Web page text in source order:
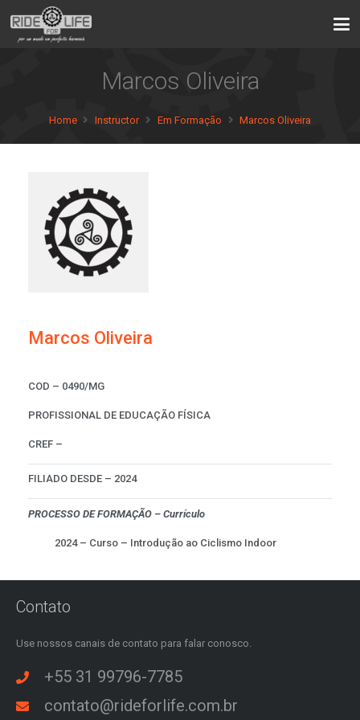
Marcos Oliveira
Home Instructor Em Formação Marcos Oliveira
Marcos Oliveira
COD – 0490/MG
PROFISSIONAL DE EDUCAÇÃO FÍSICA
CREF –
FILIADO DESDE – 2024
PROCESSO DE FORMAÇÃO – Currículo
2024 – Curso – Introdução ao Ciclismo Indoor
Contato
Use nossos canais de contato para falar conosco.
+55 31 99796-7785
contato@rideforlife.com.br